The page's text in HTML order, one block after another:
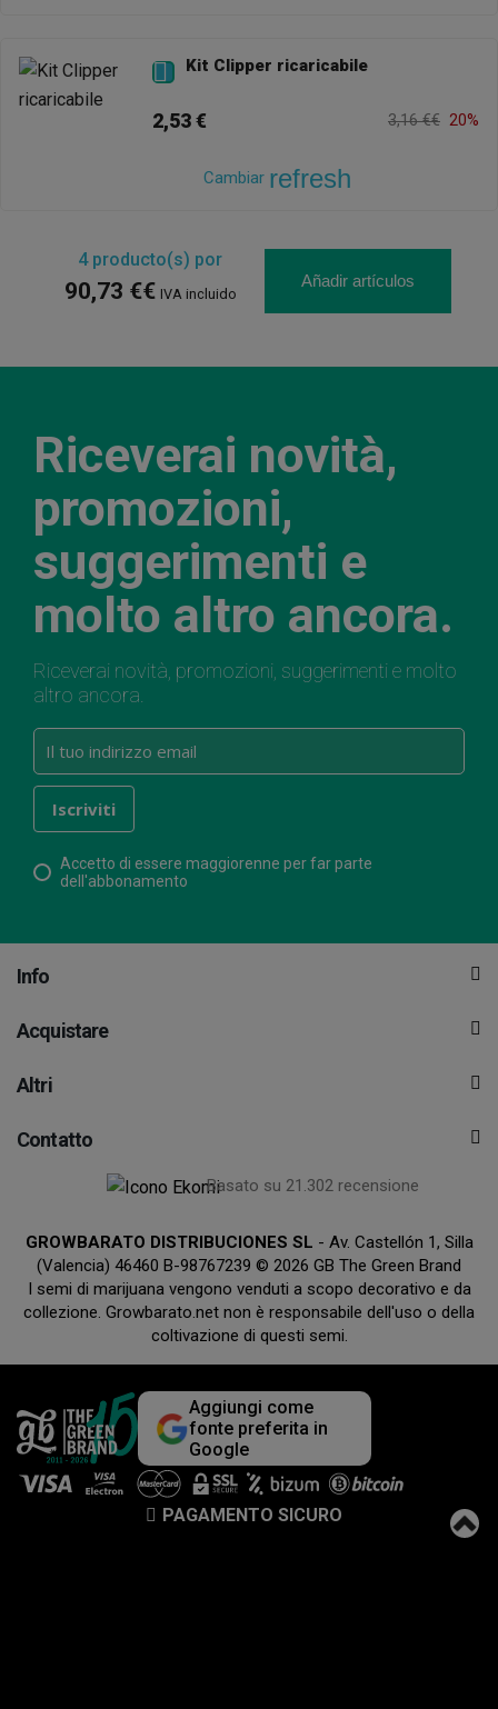
 Kit Clipper ricaricabile
2,53 € 3,16 €€ 20%
Cambiar refresh
4producto(s) por
90,73 €€ IVA incluido
Añadir artículos
Riceverai novità,
promozioni,
suggerimenti e
molto altro ancora.
Riceverai novità, promozioni, suggerimenti e molto
altro ancora.
Accetto di essere maggiorenne per far parte
dell'abbonamento
Info
Acquistare
Altri
Contatto
Basato su 21.302 recensione
GROWBARATO DISTRIBUCIONES SL - Av. Castellón 1, Silla
(Valencia) 46460 B-98767239 © 2026 GB The Green Brand
I semi di marijuana vengono venduti a scopo decorativo e da
collezione. Growbarato.net non è responsabile dell'uso o della
coltivazione di questi semi.
Aggiungi come
fonte preferita in
Google
PAGAMENTO SICURO